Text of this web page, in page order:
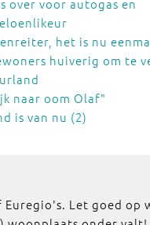
over voor autogas en
het is nu
huiverig om te
naar oom Olaf"
is van nu (2)
Euregio's. Let goed op